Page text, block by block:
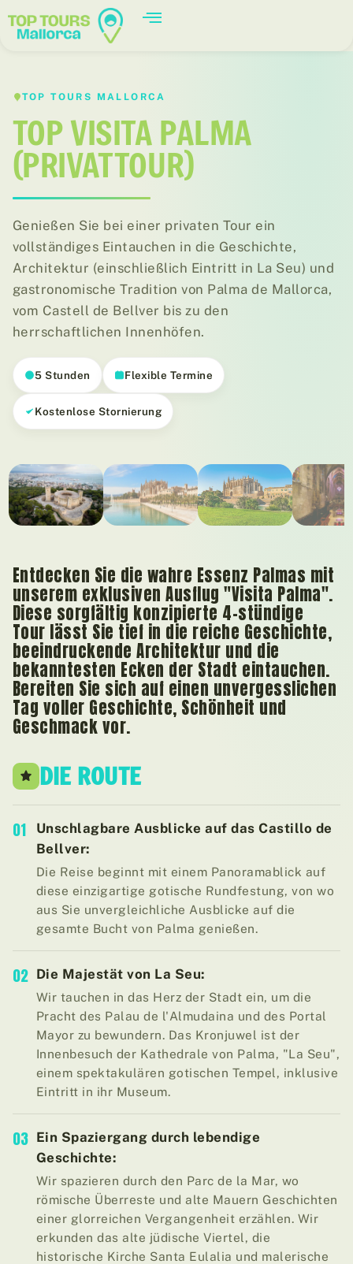
TOP TOURS MALLORCA
TOP VISITA PALMA
(PRIVATTOUR)
Genießen Sie bei einer privaten Tour ein
vollständiges Eintauchen in die Geschichte,
Architektur (einschließlich Eintritt in La Seu) und
gastronomische Tradition von Palma de Mallorca,
vom Castell de Bellver bis zu den
herrschaftlichen Innenhöfen.
5 Stunden Flexible Termine
Kostenlose Stornierung
01/ 07
Entdecken Sie die wahre Essenz Palmas mit
unserem exklusiven Ausflug "Visita Palma".
Diese sorgfältig konzipierte 4-stündige
Tour lässt Sie tief in die reiche Geschichte,
beeindruckende Architektur und die
bekanntesten Ecken der Stadt eintauchen.
Bereiten Sie sich auf einen unvergesslichen
Tag voller Geschichte, Schönheit und
Geschmack vor.
DIE ROUTE
01
Unschlagbare Ausblicke auf das Castillo de
Bellver:
Die Reise beginnt mit einem Panoramablick auf
diese einzigartige gotische Rundfestung, von wo
aus Sie unvergleichliche Ausblicke auf die
gesamte Bucht von Palma genießen.
02 Die Majestät von La Seu:
Wir tauchen in das Herz der Stadt ein, um die
Pracht des Palau de l'Almudaina und des Portal
Mayor zu bewundern. Das Kronjuwel ist der
Innenbesuch der Kathedrale von Palma, "La Seu",
einem spektakulären gotischen Tempel, inklusive
Eintritt in ihr Museum.
03 Ein Spaziergang durch lebendige
Geschichte:
Wir spazieren durch den Parc de la Mar, wo
römische Überreste und alte Mauern Geschichten
einer glorreichen Vergangenheit erzählen. Wir
erkunden das alte jüdische Viertel, die
historische Kirche Santa Eulalia und malerische